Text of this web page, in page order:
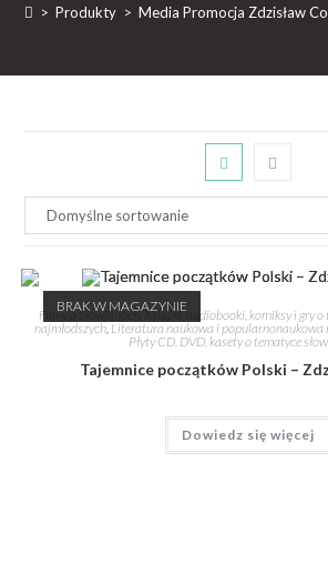
> Produkty > Media Promocja Zdzisław
BRAK W MAGAZYNIE
Filmy o Słowianach, Książki, audiobooki, komiksy i gry
najmłodszych, Literatura naukowa i popularnonaukowa
Płyty CD, DVD, kasety o tematyce
Tajemnice początków Polski –
Dowiedz się więcej